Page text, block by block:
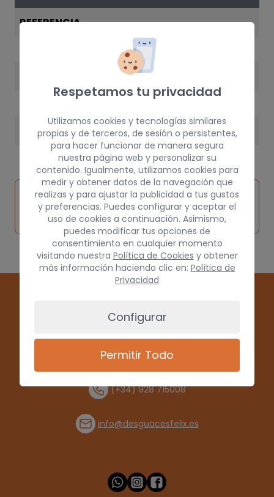
REFERENCIA
PESO
Inspeccionar
vehículo de
origen
Solicitar
pieza
Consultar
por
(+34) 928 715008
info@desguacesfelix.es
Respetamos tu privacidad
Utilizamos cookies y tecnologías similares
propias y de terceros, de sesión o persistentes,
para hacer funcionar de manera segura
nuestra página web y personalizar su
contenido. Igualmente, utilizamos cookies para
medir y obtener datos de la navegación que
realizas y para ajustar la publicidad a tus gustos
y preferencias. Puedes configurar y aceptar el
uso de cookies a continuación. Asimismo,
puedes modificar tus opciones de
consentimiento en cualquier momento
visitando nuestra Política de Cookies y obtener
más información haciendo clic en: Política de
Privacidad
Configurar
Permitir Todo